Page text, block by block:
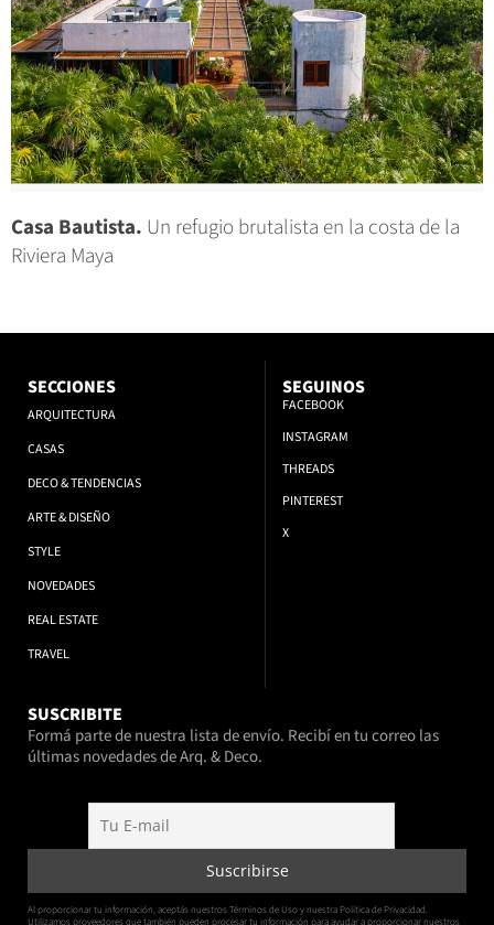
Casa Bautista. Un refugio brutalista en la costa de la
Riviera Maya
SECCIONES
ARQUITECTURA
CASAS
DECO & TENDENCIAS
ARTE & DISEÑO
STYLE
NOVEDADES
REAL ESTATE
TRAVEL
SEGUINOS
FACEBOOK
INSTAGRAM
THREADS
PINTEREST
X
SUSCRIBITE
Formá parte de nuestra lista de envío. Recibí en tu correo las
últimas novedades de Arq. & Deco.
Al proporcionar tu información, aceptás nuestros Términos de Uso y nuestra Política de Privacidad.